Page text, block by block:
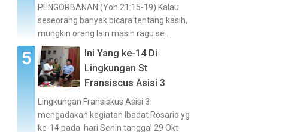
PENGORBANAN (Yoh 21:15-19) Kalau
seseorang banyak bicara tentang kasih,
mungkin orang lain masih ragu se...
Ini Yang ke-14 Di
Lingkungan St
Fransiscus Asisi 3
Lingkungan Fransiskus Asisi 3
mengadakan kegiatan Ibadat Rosario yg
ke-14 pada hari Senin tanggal 29 Okt